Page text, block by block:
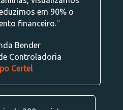
em 90% o
financeiro."
Bender
Controladoria
Certel